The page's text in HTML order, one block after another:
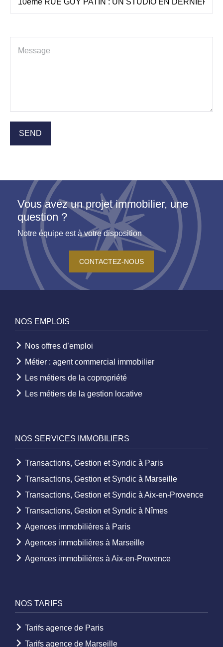
Vous avez un projet immobilier, une
question ?
Notre équipe est à votre disposition
CONTACTEZ-NOUS
NOS EMPLOIS
Nos offres d’emploi
Métier : agent commercial immobilier
Les métiers de la copropriété
Les métiers de la gestion locative
NOS SERVICES IMMOBILIERS
Transactions, Gestion et Syndic à Paris
Transactions, Gestion et Syndic à Marseille
Transactions, Gestion et Syndic à Aix-en-Provence
Transactions, Gestion et Syndic à Nîmes
Agences immobilières à Paris
Agences immobilières à Marseille
Agences immobilières à Aix-en-Provence
NOS TARIFS
Tarifs agence de Paris
Tarifs agence de Marseille